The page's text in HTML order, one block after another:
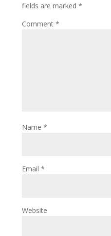
fields are marked *
Comment *
Name *
Email *
Website